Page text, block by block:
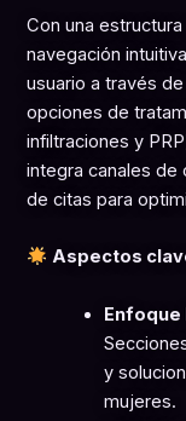
Con una
navegación
usuario a través
opciones de
infiltraciones y
integra canales
de citas para
Aspectos
y
mujeres.